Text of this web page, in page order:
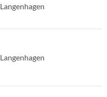
Langenhagen
Langenhagen